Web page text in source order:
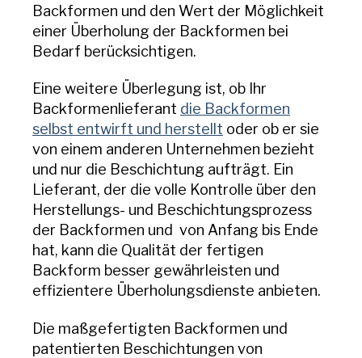
Backformen und den Wert der Möglichkeit
einer Überholung der Backformen bei
Bedarf berücksichtigen.
Eine weitere Überlegung ist, ob Ihr
Backformenlieferant die Backformen
selbst entwirft und herstellt oder ob er sie
von einem anderen Unternehmen bezieht
und nur die Beschichtung aufträgt. Ein
Lieferant, der die volle Kontrolle über den
Herstellungs- und Beschichtungsprozess
der Backformen und von Anfang bis Ende
hat, kann die Qualität der fertigen
Backform besser gewährleisten und
effizientere Überholungsdienste anbieten.
Die maßgefertigten Backformen und
patentierten Beschichtungen von